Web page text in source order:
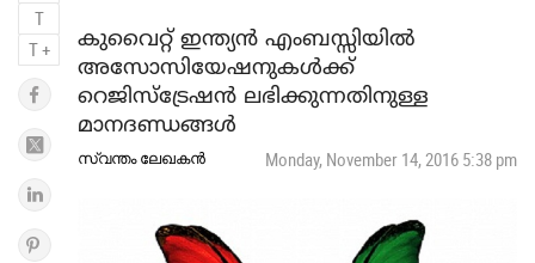
T
T +
കുവൈറ്റ് ഇന്ത്യൻ എംബസ്സിയിൽ
അസോസിയേഷനുകൾക്ക്
റെജിസ്ട്രേഷൻ ലഭിക്കുന്നതിനുള്ള
മാനദണ്ഡങ്ങൾ
സ്വന്തം ലേഖകൻ Monday, November 14, 2016 5:38 pm